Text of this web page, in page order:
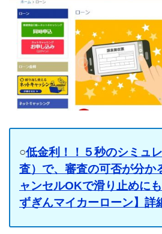
○低金利！！５秒のシミュ
査）で、審査の可否が分か
ャンセルOKで滑り止めに
ずぎんマイカーローン】詳